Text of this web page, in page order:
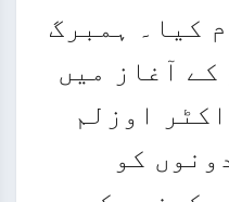
کیا۔ ہمبرگ
کے آغاز میں
اوزلم
کو